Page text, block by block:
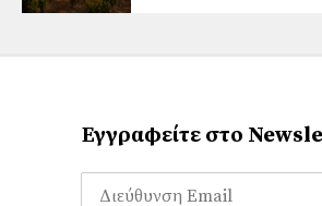
Εγγραφείτε στο